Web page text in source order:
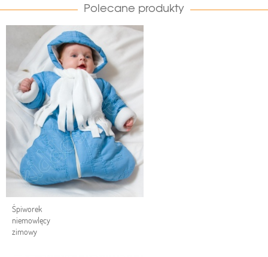
Polecane produkty
Śpiworek
niemowlęcy
zimowy